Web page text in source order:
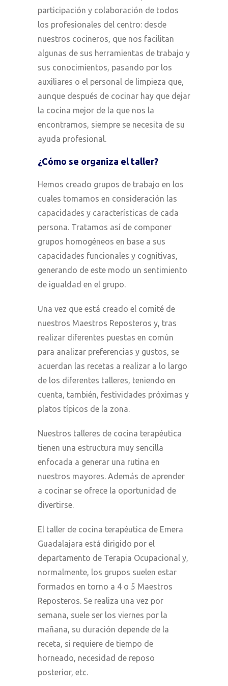
participación y colaboración de todos
los profesionales del centro: desde
nuestros cocineros, que nos facilitan
algunas de sus herramientas de trabajo y
sus conocimientos, pasando por los
auxiliares o el personal de limpieza que,
aunque después de cocinar hay que dejar
la cocina mejor de la que nos la
encontramos, siempre se necesita de su
ayuda profesional.
¿Cómo se organiza el taller?
Hemos creado grupos de trabajo en los
cuales tomamos en consideración las
capacidades y características de cada
persona. Tratamos así de componer
grupos homogéneos en base a sus
capacidades funcionales y cognitivas,
generando de este modo un sentimiento
de igualdad en el grupo.
Una vez que está creado el comité de
nuestros Maestros Reposteros y, tras
realizar diferentes puestas en común
para analizar preferencias y gustos, se
acuerdan las recetas a realizar a lo largo
de los diferentes talleres, teniendo en
cuenta, también, festividades próximas y
platos típicos de la zona.
Nuestros talleres de cocina terapéutica
tienen una estructura muy sencilla
enfocada a generar una rutina en
nuestros mayores. Además de aprender
a cocinar se ofrece la oportunidad de
divertirse.
El taller de cocina terapéutica de Emera
Guadalajara está dirigido por el
departamento de Terapia Ocupacional y,
normalmente, los grupos suelen estar
formados en torno a 4 o 5 Maestros
Reposteros. Se realiza una vez por
semana, suele ser los viernes por la
mañana, su duración depende de la
receta, si requiere de tiempo de
horneado, necesidad de reposo
posterior, etc.